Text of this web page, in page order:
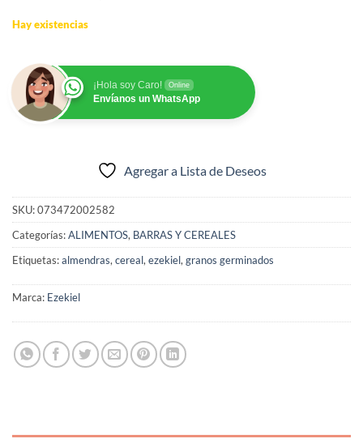
Hay existencias
¡Hola soy Caro! Online
Envíanos un WhatsApp
Agregar a Lista de Deseos
SKU:073472002582
Categorías:ALIMENTOS, BARRAS Y CEREALES
Etiquetas:almendras, cereal, ezekiel, granos germinados
Marca: Ezekiel